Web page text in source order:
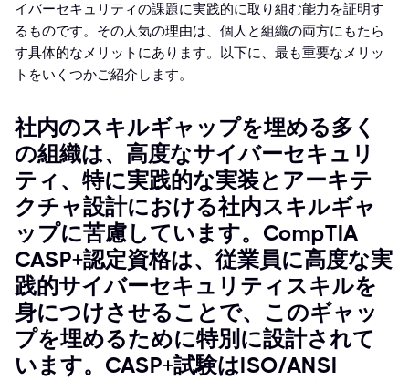
イバーセキュリティの課題に実践的に取り組む能力を証明す
るものです。その人気の理由は、個人と組織の両方にもたら
す具体的なメリットにあります。以下に、最も重要なメリッ
トをいくつかご紹介します。
社内のスキルギャップを埋める多く
の組織は、高度なサイバーセキュリ
ティ、特に実践的な実装とアーキテ
クチャ設計における社内スキルギャ
ップに苦慮しています。CompTIA
CASP+認定資格は、従業員に高度な実
践的サイバーセキュリティスキルを
身につけさせることで、このギャッ
プを埋めるために特別に設計されて
います。CASP+試験はISO/ANSI